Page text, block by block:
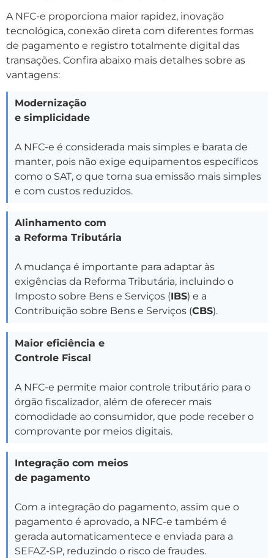
A NFC-e proporciona maior rapidez, inovação
tecnológica, conexão direta com diferentes formas
de pagamento e registro totalmente digital das
transações. Confira abaixo mais detalhes sobre as
vantagens:
Modernização
e simplicidade
A NFC-e é considerada mais simples e barata de
manter, pois não exige equipamentos específicos
como o SAT, o que torna sua emissão mais simples
e com custos reduzidos.
Alinhamento com
a Reforma Tributária
A mudança é importante para adaptar às
exigências da Reforma Tributária, incluindo o
Imposto sobre Bens e Serviços (IBS) e a
Contribuição sobre Bens e Serviços (CBS).
Maior eficiência e
Controle Fiscal
A NFC-e permite maior controle tributário para o
órgão fiscalizador, além de oferecer mais
comodidade ao consumidor, que pode receber o
comprovante por meios digitais.
Integração com meios
de pagamento
Com a integração do pagamento, assim que o
pagamento é aprovado, a NFC-e também é
gerada automaticamentece e enviada para a
SEFAZ-SP, reduzindo o risco de fraudes.